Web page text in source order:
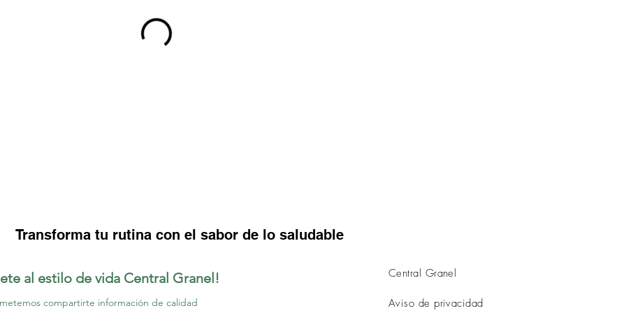
Transforma tu rutina con el sabor de lo saludable
al estilo de vida Central Granel!
compartirte información de calidad
Central Granel
Aviso de privacidad